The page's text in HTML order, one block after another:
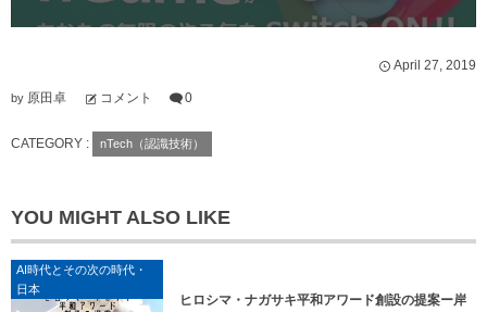
April 27 2019
by 原田卓 コメント 0
CATEGORY : nTech（認識技術）
YOU MIGHT ALSO LIKE
AI時代とその次の時代・
日本
ヒロシマ・ナガサキ平和アワード創設の提案ー岸